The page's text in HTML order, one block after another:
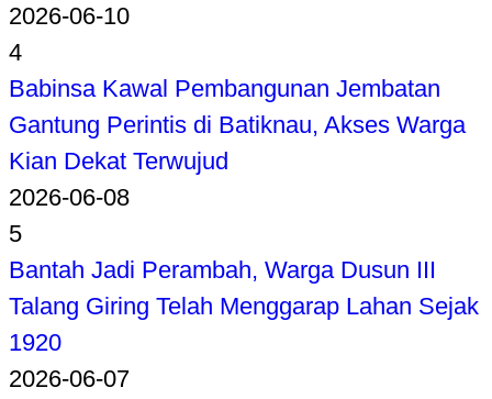
2026-06-10
4
Babinsa Kawal Pembangunan Jembatan
Gantung Perintis di Batiknau, Akses Warga
Kian Dekat Terwujud
2026-06-08
5
Bantah Jadi Perambah, Warga Dusun III
Talang Giring Telah Menggarap Lahan Sejak
1920
2026-06-07